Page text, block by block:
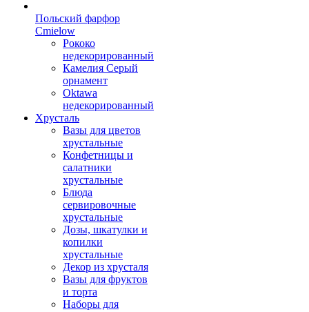
Польский фарфор
Сmielow
Рококо
недекорированный
Камелия Серый
орнамент
Oktawa
недекорированный
Хрусталь
Вазы для цветов
хрустальные
Конфетницы и
салатники
хрустальные
Блюда
сервировочные
хрустальные
Дозы, шкатулки и
копилки
хрустальные
Декор из хрусталя
Вазы для фруктов
и торта
Наборы для